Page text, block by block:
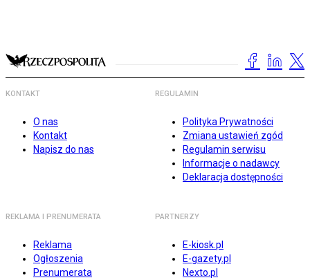
KONTAKT
O nas
Kontakt
Napisz do nas
REGULAMIN
Polityka Prywatności
Zmiana ustawień zgód
Regulamin serwisu
Informacje o nadawcy
Deklaracja dostępności
REKLAMA I PRENUMERATA
Reklama
Ogłoszenia
Prenumerata
PARTNERZY
E-kiosk.pl
E-gazety.pl
Nexto.pl